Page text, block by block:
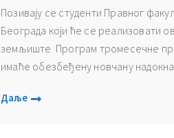
Позивају се студенти Правног
Београда који ће се реализовати
земљиште Програм тромесечне
имаће обезбеђену новчану
Даље